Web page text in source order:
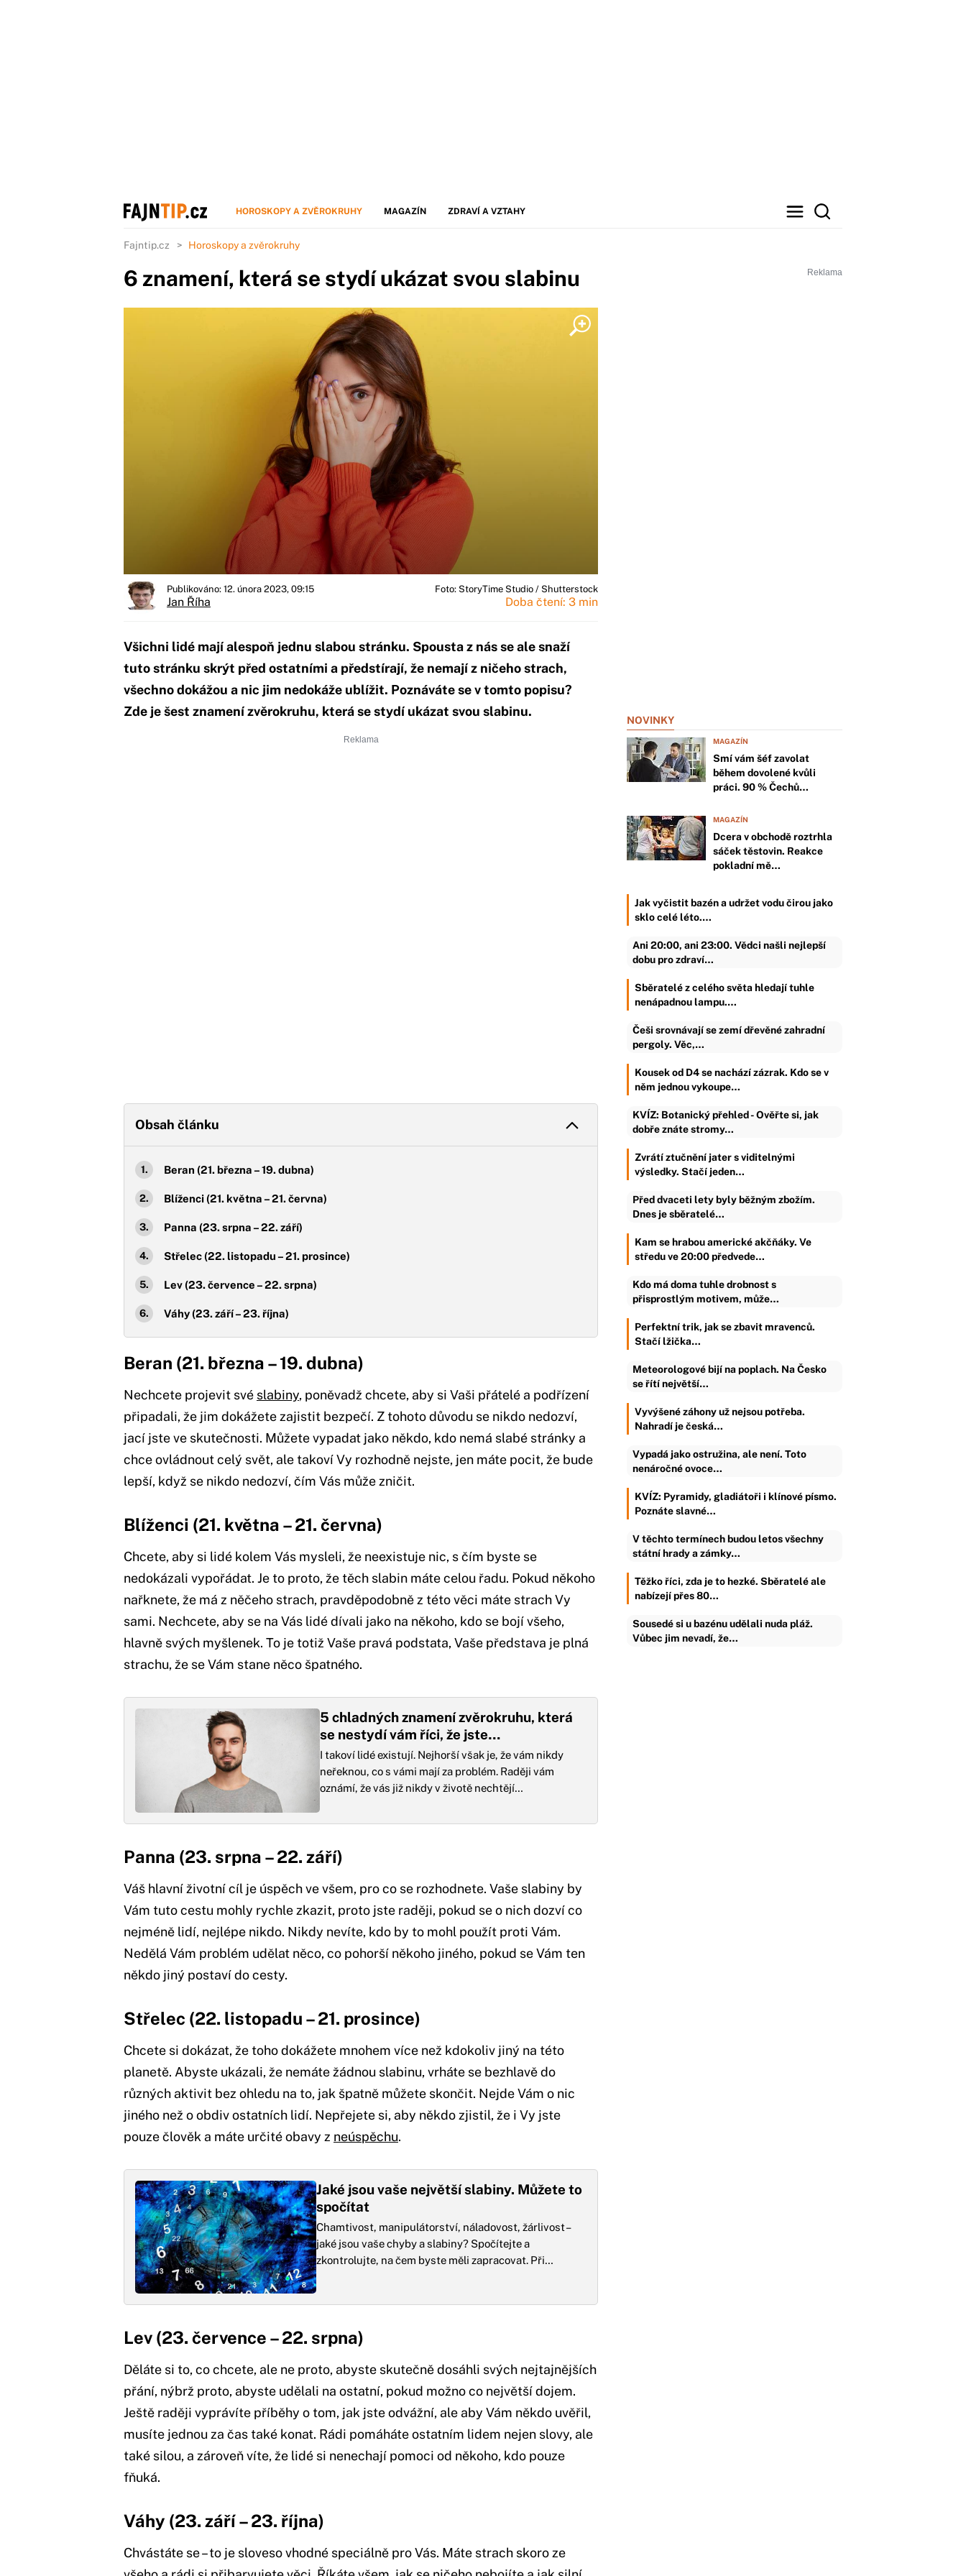
HOROSKOPY A ZVĚROKRUHY MAGAZÍN ZDRAVÍ A VZTAHY
Fajntip.cz Horoskopy a zvěrokruhy
6 znamení, která se stydí ukázat svou slabinu
Publikováno: 12. února 2023, 09:15
Jan Říha
Foto: StoryTime Studio / Shutterstock
Doba čtení: 3 min
Všichni lidé mají alespoň jednu slabou stránku. Spousta z nás se ale snaží
tuto stránku skrýt před ostatními a předstírají, že nemají z ničeho strach,
všechno dokážou a nic jim nedokáže ublížit. Poznáváte se v tomto popisu?
Zde je šest znamení zvěrokruhu, která se stydí ukázat svou slabinu.
Obsah článku
Beran (21. března – 19. dubna)
Blíženci (21. května – 21. června)
Panna (23. srpna – 22. září)
Střelec (22. listopadu – 21. prosince)
Lev (23. července – 22. srpna)
Váhy (23. září – 23. října)
Beran (21. března – 19. dubna)
Nechcete projevit své slabiny, poněvadž chcete, aby si Vaši přátelé a podřízení
připadali, že jim dokážete zajistit bezpečí. Z tohoto důvodu se nikdo nedozví,
jací jste ve skutečnosti. Můžete vypadat jako někdo, kdo nemá slabé stránky a
chce ovládnout celý svět, ale takoví Vy rozhodně nejste, jen máte pocit, že bude
lepší, když se nikdo nedozví, čím Vás může zničit.
Blíženci (21. května – 21. června)
Chcete, aby si lidé kolem Vás mysleli, že neexistuje nic, s čím byste se
nedokázali vypořádat. Je to proto, že těch slabin máte celou řadu. Pokud někoho
nařknete, že má z něčeho strach, pravděpodobně z této věci máte strach Vy
sami. Nechcete, aby se na Vás lidé dívali jako na někoho, kdo se bojí všeho,
hlavně svých myšlenek. To je totiž Vaše pravá podstata, Vaše představa je plná
strachu, že se Vám stane něco špatného.
5 chladných znamení zvěrokruhu, která
se nestydí vám říci, že jste…
I takoví lidé existují. Nejhorší však je, že vám nikdy
neřeknou, co s vámi mají za problém. Raději vám
oznámí, že vás již nikdy v životě nechtějí…
Panna (23. srpna – 22. září)
Váš hlavní životní cíl je úspěch ve všem, pro co se rozhodnete. Vaše slabiny by
Vám tuto cestu mohly rychle zkazit, proto jste raději, pokud se o nich dozví co
nejméně lidí, nejlépe nikdo. Nikdy nevíte, kdo by to mohl použít proti Vám.
Nedělá Vám problém udělat něco, co pohorší někoho jiného, pokud se Vám ten
někdo jiný postaví do cesty.
Střelec (22. listopadu – 21. prosince)
Chcete si dokázat, že toho dokážete mnohem více než kdokoliv jiný na této
planetě. Abyste ukázali, že nemáte žádnou slabinu, vrháte se bezhlavě do
různých aktivit bez ohledu na to, jak špatně můžete skončit. Nejde Vám o nic
jiného než o obdiv ostatních lidí. Nepřejete si, aby někdo zjistil, že i Vy jste
pouze člověk a máte určité obavy z neúspěchu.
Jaké jsou vaše největší slabiny. Můžete to
spočítat
Chamtivost, manipulátorství, náladovost, žárlivost –
jaké jsou vaše chyby a slabiny? Spočítejte a
zkontrolujte, na čem byste měli zapracovat. Při…
Lev (23. července – 22. srpna)
Děláte si to, co chcete, ale ne proto, abyste skutečně dosáhli svých nejtajnějších
přání, nýbrž proto, abyste udělali na ostatní, pokud možno co největší dojem.
Ještě raději vyprávíte příběhy o tom, jak jste odvážní, ale aby Vám někdo uvěřil,
musíte jednou za čas také konat. Rádi pomáháte ostatním lidem nejen slovy, ale
také silou, a zároveň víte, že lidé si nenechají pomoci od někoho, kdo pouze
fňuká.
Váhy (23. září – 23. října)
Chvástáte se – to je sloveso vhodné speciálně pro Vás. Máte strach skoro ze
NOVINKY
MAGAZÍN
Smí vám šéf zavolat
během dovolené kvůli
práci. 90 % Čechů…
MAGAZÍN
Dcera v obchodě roztrhla
sáček těstovin. Reakce
pokladní mě…
Jak vyčistit bazén a udržet vodu čirou jako
sklo celé léto.…
Ani 20:00, ani 23:00. Vědci našli nejlepší
dobu pro zdraví…
Sběratelé z celého světa hledají tuhle
nenápadnou lampu.…
Češi srovnávají se zemí dřevěné zahradní
pergoly. Věc,…
Kousek od D4 se nachází zázrak. Kdo se v
něm jednou vykoupe…
KVÍZ: Botanický přehled - Ověřte si, jak
dobře znáte stromy…
Zvrátí ztučnění jater s viditelnými
výsledky. Stačí jeden…
Před dvaceti lety byly běžným zbožím.
Dnes je sběratelé…
Kam se hrabou americké akčňáky. Ve
středu ve 20:00 předvede…
Kdo má doma tuhle drobnost s
přisprostlým motivem, může…
Perfektní trik, jak se zbavit mravenců.
Stačí lžička…
Meteorologové bijí na poplach. Na Česko
se řítí největší…
Vyvýšené záhony už nejsou potřeba.
Nahradí je česká…
Vypadá jako ostružina, ale není. Toto
nenáročné ovoce…
KVÍZ: Pyramidy, gladiátoři i klínové písmo.
Poznáte slavné…
V těchto termínech budou letos všechny
státní hrady a zámky…
Těžko říci, zda je to hezké. Sběratelé ale
nabízejí přes 80…
Sousedé si u bazénu udělali nuda pláž.
Vůbec jim nevadí, že…